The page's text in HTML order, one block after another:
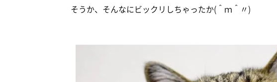
そうか、そんなにビックリしちゃったか(＾ｍ＾〃)